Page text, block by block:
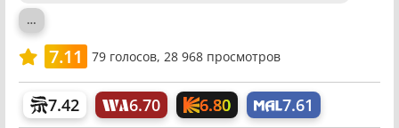
…
7.11 79голосов, 28 968 просмотров
7.42 6.70 6.80 7.61